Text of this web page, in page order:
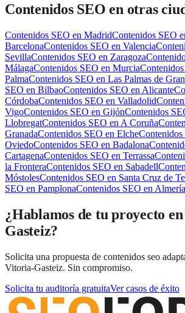
Contenidos SEO en otras
Contenidos SEO en MadridContenidos SEO
BarcelonaContenidos SEO en Valencia
SevillaContenidos SEO en Zaragoza
MálagaContenidos SEO en Murcia
PalmaContenidos SEO en Las Palmas de
SEO en BilbaoContenidos SEO en Alicante
CórdobaContenidos SEO en Valladolid
VigoContenidos SEO en GijónContenidos
LlobregatContenidos SEO en A Coruña
GranadaContenidos SEO en ElcheContenidos
OviedoContenidos SEO en Badalona
CartagenaContenidos SEO en Terrassa
la FronteraContenidos SEO en Sabadell
MóstolesContenidos SEO en Santa Cruz de
SEO en PamplonaContenidos SEO en Almería
¿Hablamos de tu proyecto
Gasteiz?
Solicita una propuesta de contenidos seo
Vitoria-Gasteiz. Sin compromiso.
Solicita tu auditoría gratuitaVer casos de éxito